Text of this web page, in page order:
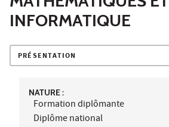
INFORMATIQUE
PRÉSENTATION
NATURE :
Formation diplômante
Diplôme national